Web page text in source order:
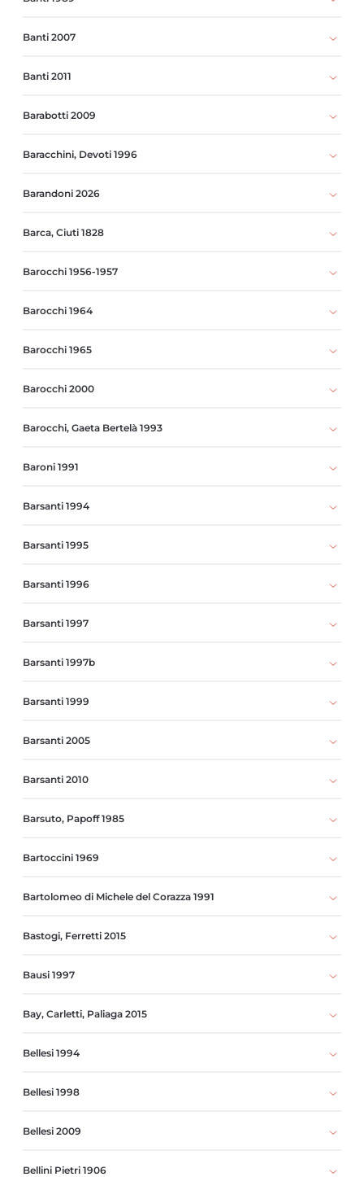
Banti 2007
Banti 2011
Barabotti 2009
Baracchini, Devoti 1996
Barandoni 2026
Barca, Ciuti 1828
Barocchi 1956-1957
Barocchi 1964
Barocchi 1965
Barocchi 2000
Barocchi, Gaeta Bertelà 1993
Baroni 1991
Barsanti 1994
Barsanti 1995
Barsanti 1996
Barsanti 1997
Barsanti 1997b
Barsanti 1999
Barsanti 2005
Barsanti 2010
Barsuto, Papoff 1985
Bartoccini 1969
Bartolomeo di Michele del Corazza 1991
Bastogi, Ferretti 2015
Bausi 1997
Bay, Carletti, Paliaga 2015
Bellesi 1994
Bellesi 1998
Bellesi 2009
Bellini Pietri 1906